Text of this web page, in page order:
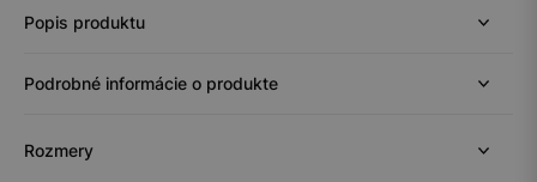
Popis produktu
Podrobné informácie o produkte
Rozmery